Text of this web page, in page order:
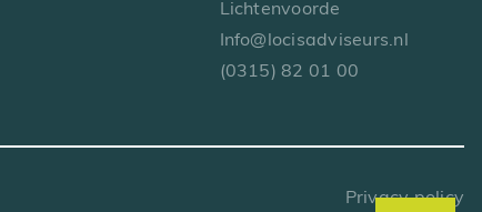
Lichtenvoorde
Info@locisadviseurs.nl
(0315) 82 01 00
Privacy policy